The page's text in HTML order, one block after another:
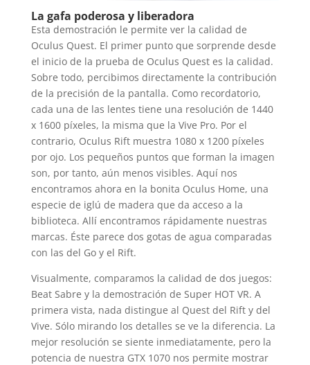
La gafa poderosa y liberadora
Esta demostración le permite ver la calidad de
Oculus Quest. El primer punto que sorprende desde
el inicio de la prueba de Oculus Quest es la calidad.
Sobre todo, percibimos directamente la contribución
de la precisión de la pantalla. Como recordatorio,
cada una de las lentes tiene una resolución de 1440
x 1600 píxeles, la misma que la Vive Pro. Por el
contrario, Oculus Rift muestra 1080 x 1200 píxeles
por ojo. Los pequeños puntos que forman la imagen
son, por tanto, aún menos visibles. Aquí nos
encontramos ahora en la bonita Oculus Home, una
especie de iglú de madera que da acceso a la
biblioteca. Allí encontramos rápidamente nuestras
marcas. Éste parece dos gotas de agua comparadas
con las del Go y el Rift.
Visualmente, comparamos la calidad de dos juegos:
Beat Sabre y la demostración de Super HOT VR. A
primera vista, nada distingue al Quest del Rift y del
Vive. Sólo mirando los detalles se ve la diferencia. La
mejor resolución se siente inmediatamente, pero la
potencia de nuestra GTX 1070 nos permite mostrar